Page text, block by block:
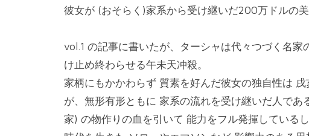
彼女が (おそらく)家系から受け継いだ200万ドルの美
vol.1 の記事に書いたが、ターシャは代々つづく名
け止め終わらせる午未天冲殺。
家柄にもかかわらず 質素を好んだ彼女の独自性は
が、無形有形ともに 家系の流れを受け継いだ人で
家) の物作りの血を引いて 能力をフル発揮している